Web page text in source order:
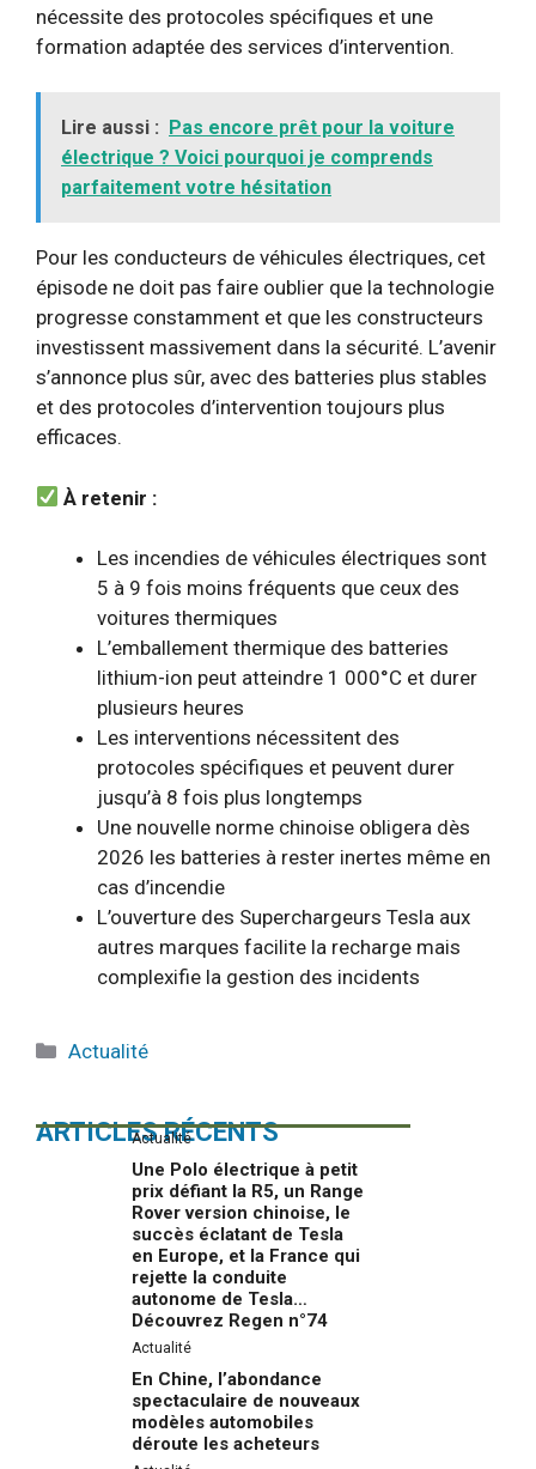
nécessite des protocoles spécifiques et une
formation adaptée des services d’intervention.
Lire aussi : Pas encore prêt pour la voiture
électrique ? Voici pourquoi je comprends
parfaitement votre hésitation
Pour les conducteurs de véhicules électriques, cet
épisode ne doit pas faire oublier que la technologie
progresse constamment et que les constructeurs
investissent massivement dans la sécurité. L’avenir
s’annonce plus sûr, avec des batteries plus stables
et des protocoles d’intervention toujours plus
efficaces.
À retenir :
Les incendies de véhicules électriques sont
5 à 9 fois moins fréquents que ceux des
voitures thermiques
L’emballement thermique des batteries
lithium-ion peut atteindre 1 000°C et durer
plusieurs heures
Les interventions nécessitent des
protocoles spécifiques et peuvent durer
jusqu’à 8 fois plus longtemps
Une nouvelle norme chinoise obligera dès
2026 les batteries à rester inertes même en
cas d’incendie
L’ouverture des Superchargeurs Tesla aux
autres marques facilite la recharge mais
complexifie la gestion des incidents
Catégories
Actualité
ARTICLES RÉCENTS
Actualité
Une Polo électrique à petit
prix défiant la R5, un Range
Rover version chinoise, le
succès éclatant de Tesla
en Europe, et la France qui
rejette la conduite
autonome de Tesla…
Découvrez Regen n°74
Actualité
En Chine, l’abondance
spectaculaire de nouveaux
modèles automobiles
déroute les acheteurs